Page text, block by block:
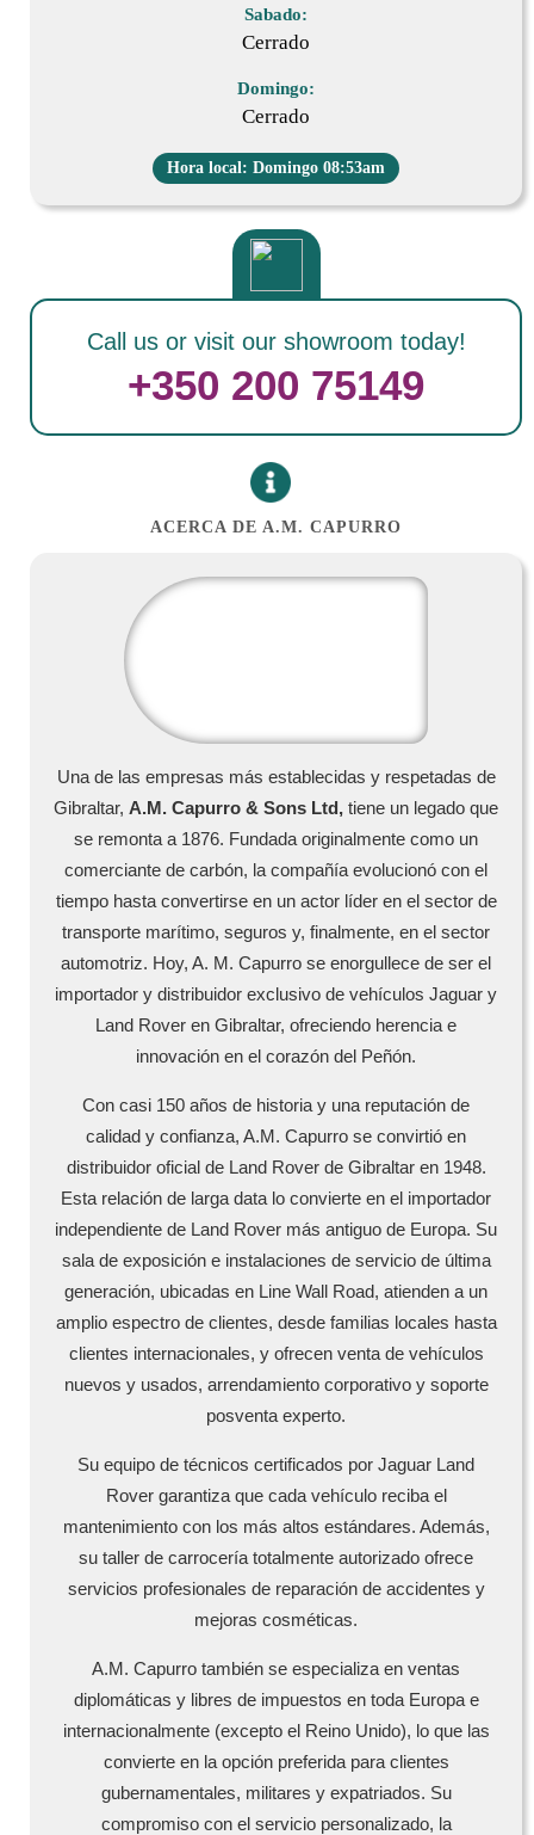
Sabado:
Cerrado
Domingo:
Cerrado
Hora local: Domingo 08:53am
Call us or visit our showroom today!
+350 200 75149
ACERCA DE A.M. CAPURRO
Una de las empresas más establecidas y respetadas de
Gibraltar, A.M. Capurro & Sons Ltd, tiene un legado que
se remonta a 1876. Fundada originalmente como un
comerciante de carbón, la compañía evolucionó con el
tiempo hasta convertirse en un actor líder en el sector de
transporte marítimo, seguros y, finalmente, en el sector
automotriz. Hoy, A. M. Capurro se enorgullece de ser el
importador y distribuidor exclusivo de vehículos Jaguar y
Land Rover en Gibraltar, ofreciendo herencia e
innovación en el corazón del Peñón.
Con casi 150 años de historia y una reputación de
calidad y confianza, A.M. Capurro se convirtió en
distribuidor oficial de Land Rover de Gibraltar en 1948.
Esta relación de larga data lo convierte en el importador
independiente de Land Rover más antiguo de Europa. Su
sala de exposición e instalaciones de servicio de última
generación, ubicadas en Line Wall Road, atienden a un
amplio espectro de clientes, desde familias locales hasta
clientes internacionales, y ofrecen venta de vehículos
nuevos y usados, arrendamiento corporativo y soporte
posventa experto.
Su equipo de técnicos certificados por Jaguar Land
Rover garantiza que cada vehículo reciba el
mantenimiento con los más altos estándares. Además,
su taller de carrocería totalmente autorizado ofrece
servicios profesionales de reparación de accidentes y
mejoras cosméticas.
A.M. Capurro también se especializa en ventas
diplomáticas y libres de impuestos en toda Europa e
internacionalmente (excepto el Reino Unido), lo que las
convierte en la opción preferida para clientes
gubernamentales, militares y expatriados. Su
compromiso con el servicio personalizado, la